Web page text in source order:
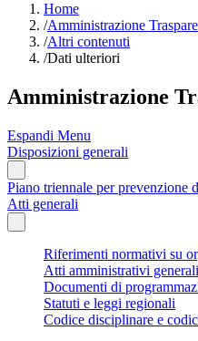
Home
/Amministrazione
/Altri contenuti
/Dati ulteriori
Amministrazione
Espandi Menu
Disposizioni generali
Piano triennale per prevenzione
Atti generali
Riferimenti normativi su
Atti amministrativi generali
Documenti di
Statuti e leggi regionali
Codice disciplinare e